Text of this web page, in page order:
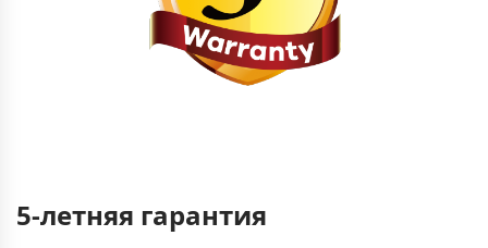
5-летняя гарантия